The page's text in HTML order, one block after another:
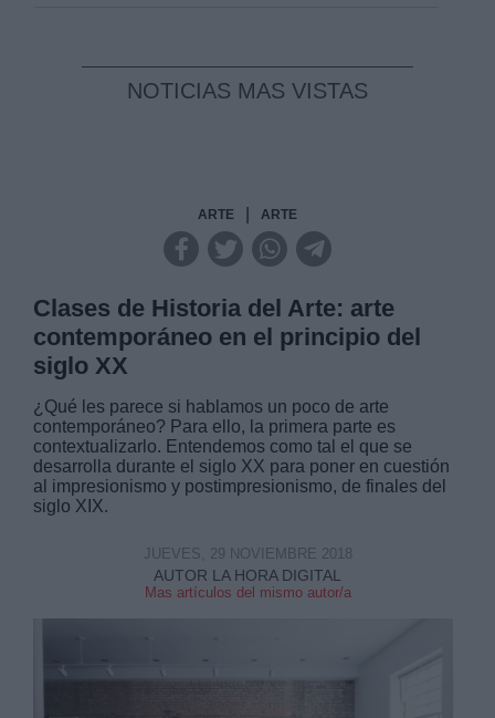
NOTICIAS MAS VISTAS
ARTE ARTE
Clases de Historia del Arte: arte
contemporáneo en el principio del
siglo XX
¿Qué les parece si hablamos un poco de arte
contemporáneo? Para ello, la primera parte es
contextualizarlo. Entendemos como tal el que se
desarrolla durante el siglo XX para poner en cuestión
al impresionismo y postimpresionismo, de finales del
siglo XIX.
AUTOR LA HORA DIGITAL
Mas artículos del mismo autor/a
JUEVES, 29 NOVIEMBRE 2018